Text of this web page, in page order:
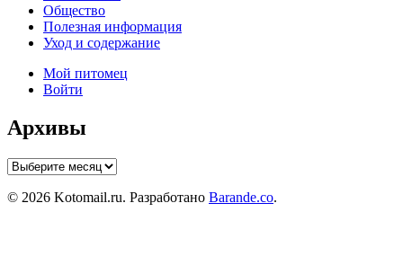
Общество
Полезная информация
Уход и содержание
Мой питомец
Войти
Архивы
Архивы
© 2026 Kotomail.ru. Разработано Barande.co.